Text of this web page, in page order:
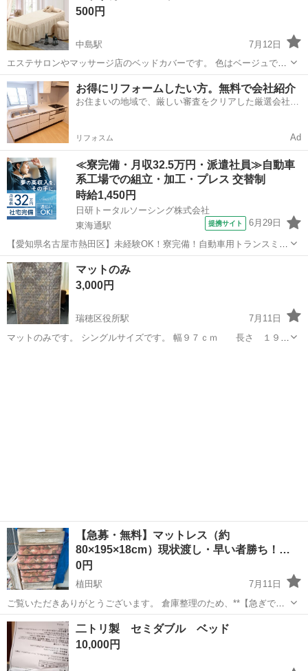
500円
中島駅
7月12日
エステサロンやマッサージ店のベッドカバーです。 色はベージュで
す。 サイズ 70✖️185 先月購入して開封しましたが、 サイズを間違え
たため使いませんでした。 名古屋市中川区西中島の西中島小学校付近
まで お引き取り可能...
愛知 名古屋市 中島駅 ベッド ベッドカバー
お得にリフォームしたい方。無料で会社紹介
お住まいの地域で、厳しい審査をクリアした厳選会社を
リフォスム Ad
≪寮完備・月収32.5万円・派遣社員≫自動車
系工場での組立・加工・プレス 交替制
時給1,450円
日研トータルソーシング株式会社
東海通駅
提携サイト 6月29日
【愛知県名古屋市熱田区】未経験OK！寮完備！自動車用トランスミッ
ションの組立・加工《お仕事No.7A040》 お仕事について 自動車用ト
ランスミッションの製造に関する組立・加工業務。 ※業務の変更、就
業場所の変更の範囲、...
愛知 名古屋市 東海通駅
マットのみ
3,000円
瑞穂区役所駅
7月11日
マットのみです。 シングルサイズです。 幅９７ｃｍ 長さ １９０
【急募・無料】マットレス（約
80×195×18cm）現状渡し・早い者勝ち！
【名…
0円
植田駅
7月11日
ご覧いただきありがとうございます。 倉庫整理のため、**【急ぎで】
**マットレスを無料でお譲りいたします！ なるべく早くお引き取りい
ただける方を優先させていただきます。 ■ 商品詳細 アイテム： マッ
トレス サイズ： 幅...
愛知 名古屋市 植田駅 ベッド
二トリ製 セミダブル ベッド
10,000円